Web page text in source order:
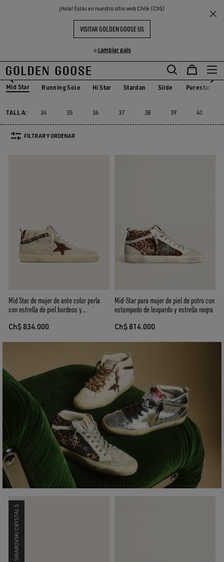
¡Hola! Estás en nuestro sitio web Chile (Ch$)
VISITAR GOLDEN GOOSE US
ocambiar pais
THE
COMMUNITY
Mid Star
MID STAR MUJER
Mid Star Running Sole Hi Star Stardan Slide Purestar
TALLA: 34 35 36 37 38 39 40
FILTRAR Y ORDENAR
Mid Star de mujer de ante color perla
con estrella de piel burdeos y
Ch$ 834.000
Mid-Star para mujer de piel de potro con
estampado de leopardo y estrella negra
Ch$ 814.000
SWAROVSKI CRYSTALS